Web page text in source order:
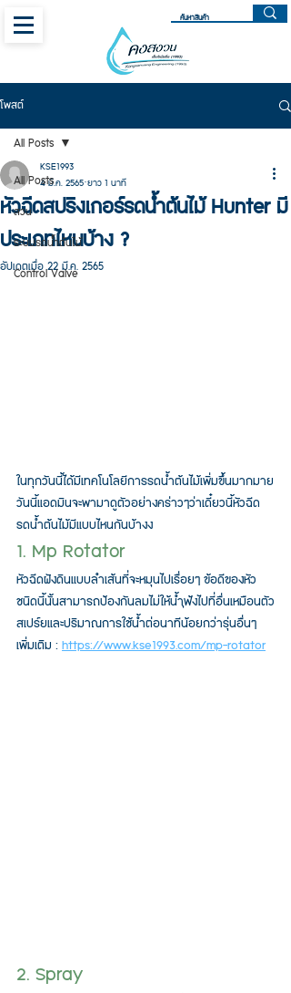
โพสต์
All Posts
สวน
ระบบรดน้ำต้นไม้
Control Valve
All Posts
หัวฉีดสปริงเกอร์รดน้ำต้นไม้ Hunter มี
ประเภทไหนบ้าง ?
KSE1993
4 มี.ค. 2565 ยาว 1 นาที
อัปเดตเมื่อ22 มี.ค. 2565
ในทุกวันนี้ได้มีเทคโนโลยีการรดน้ำต้นไม้เพิ่มขึ้นมากมาย
วันนี้แอดมินจะพามาดูตัวอย่างคร่าวๆว่าเดี๋ยวนี้หัวฉีด
รดน้ำต้นไม้มีแบบไหนกันบ้างง
1. Mp Rotator
หัวฉีดฝังดินแบบลำเส้นที่จะหมุนไปเรื่อยๆ ข้อดีของหัว
ชนิดนี้นั้นสามารถป้องกันลมไม่ให้น้ำฟุ้งไปที่อื่นเหมือนตัว
สเปร์ยและปริมาณการใช้น้ำต่อนาทีน้อยกว่ารุ่นอื่นๆ
เพิ่มเติม : https://www.kse1993.com/mp-rotator
2. Spray